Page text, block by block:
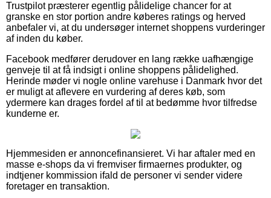
Trustpilot præsterer egentlig pålidelige chancer for at
granske en stor portion andre køberes ratings og herved
anbefaler vi, at du undersøger internet shoppens vurderinger
af inden du køber.
Facebook medfører derudover en lang række uafhængige
genveje til at få indsigt i online shoppens pålidelighed.
Herinde møder vi nogle online varehuse i Danmark hvor det
er muligt at aflevere en vurdering af deres køb, som
ydermere kan drages fordel af til at bedømme hvor tilfredse
kunderne er.
Hjemmesiden er annoncefinansieret. Vi har aftaler med en
masse e-shops da vi fremviser firmaernes produkter, og
indtjener kommission ifald de personer vi sender videre
foretager en transaktion.